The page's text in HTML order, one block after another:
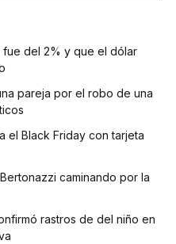
fue del 2% y que el dólar
pareja por el robo de una
el Black Friday con tarjeta
caminando por la
rastros de del niño en